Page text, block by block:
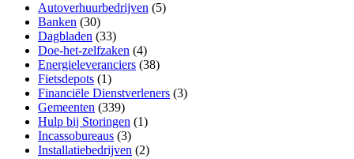
Autoverhuurbedrijven (5)
Banken (30)
Dagbladen (33)
Doe-het-zelfzaken (4)
Energieleveranciers (38)
Fietsdepots (1)
Financiële Dienstverleners (3)
Gemeenten (339)
Hulp bij Storingen (1)
Incassobureaus (3)
Installatiebedrijven (2)